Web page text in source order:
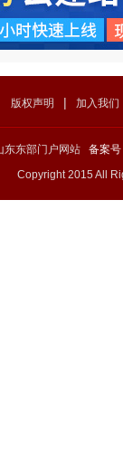
版权声明 | 加入我们
东东部门户网站 备案
Copyright 2015 All